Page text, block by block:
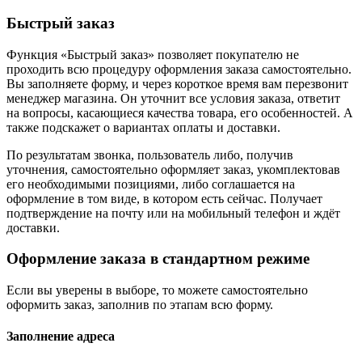
Быстрый заказ
Функция «Быстрый заказ» позволяет покупателю не
проходить всю процедуру оформления заказа самостоятельно.
Вы заполняете форму, и через короткое время вам перезвонит
менеджер магазина. Он уточнит все условия заказа, ответит
на вопросы, касающиеся качества товара, его особенностей. А
также подскажет о вариантах оплаты и доставки.
По результатам звонка, пользователь либо, получив
уточнения, самостоятельно оформляет заказ, укомплектовав
его необходимыми позициями, либо соглашается на
оформление в том виде, в котором есть сейчас. Получает
подтверждение на почту или на мобильный телефон и ждёт
доставки.
Оформление заказа в стандартном режиме
Если вы уверены в выборе, то можете самостоятельно
оформить заказ, заполнив по этапам всю форму.
Заполнение адреса